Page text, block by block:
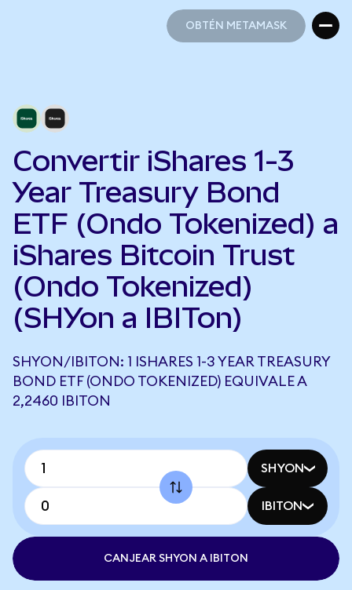
OBTÉN METAMASK
Convertir iShares 1-3
Year Treasury Bond
ETF (Ondo Tokenized) a
iShares Bitcoin Trust
(Ondo Tokenized)
(SHYon a IBITon)
SHYON/IBITON: 1 ISHARES 1-3 YEAR TREASURY
BOND ETF (ONDO TOKENIZED) EQUIVALE A
2,2460 IBITON
SHYON
IBITON
CANJEAR SHYON A IBITON